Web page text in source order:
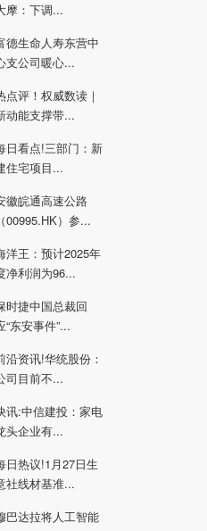
摩：下调...
德生命人寿东营中
支公司暖心...
点评！权威数读｜
动能支撑带...
日看点!三部门：新
住宅项目...
徽皖通高速公路
（00995.HK）参...
洋王：预计2025年
净利润为96...
时捷中国总裁回
“东安事件”...
沿资讯!华统股份：
司目前不...
讯:中信建投：家电
头企业有...
日热议!1月27日生
社线材基准...
巴达拉将人工智能